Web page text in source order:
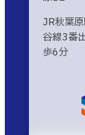
JR秋葉
谷線3番
歩6分